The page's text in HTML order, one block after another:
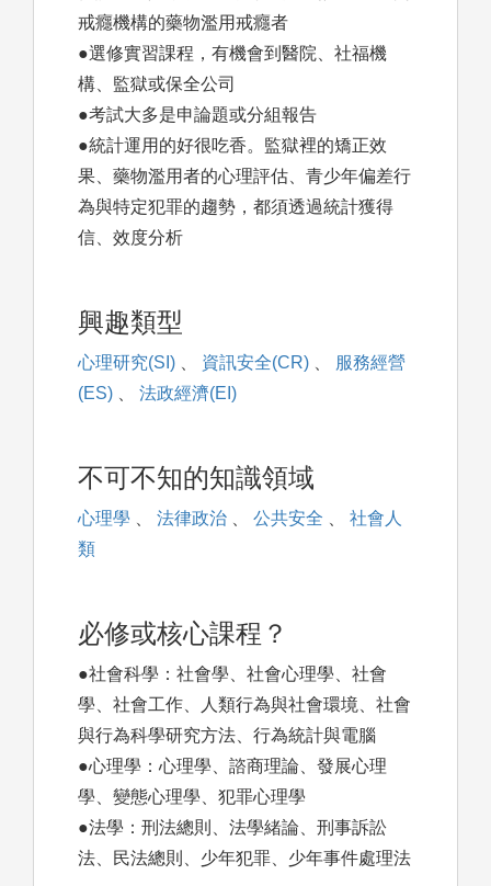
戒癮機構的藥物濫用戒癮者
●選修實習課程，有機會到醫院、社福機
構、監獄或保全公司
●考試大多是申論題或分組報告
●統計運用的好很吃香。監獄裡的矯正效
果、藥物濫用者的心理評估、青少年偏差行
為與特定犯罪的趨勢，都須透過統計獲得
信、效度分析
興趣類型
心理研究(SI) 、 資訊安全(CR) 、
服務經營
(ES) 、 法政經濟(EI)
不可不知的知識領域
心理學 、 法律政治 、 公共安全 、
社會人
類
必修或核心課程？
●社會科學：社會學、社會心理學、社會
學、社會工作、人類行為與社會環境、社會
與行為科學研究方法、行為統計與電腦
●心理學：心理學、諮商理論、發展心理
學、變態心理學、犯罪心理學
●法學：刑法總則、法學緒論、刑事訴訟
法、民法總則、少年犯罪、少年事件處理法